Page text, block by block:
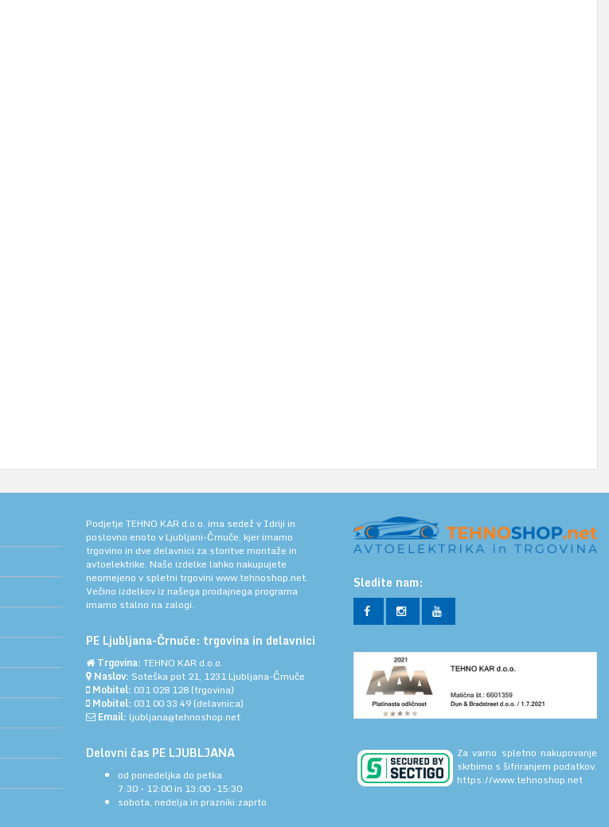
Podjetje TEHNO KAR d.o.o. ima sedež v Idriji in
poslovno enoto v Ljubljani-Črnuče, kjer imamo
trgovino in dve delavnici za storitve montaže in
avtoelektrike. Naše izdelke lahko nakupujete
neomejeno v spletni trgovini www.tehnoshop.net.
Večino izdelkov iz našega prodajnega programa
imamo stalno na zalogi.
PE Ljubljana-Črnuče: trgovina in delavnici
Trgovina: TEHNO KAR d.o.o.
Naslov: Soteška pot 21, 1231 Ljubljana-Črnuče
Mobitel: 031 028 128 (trgovina)
Mobitel: 031 00 33 49 (delavnica)
Email: ljubljana@tehnoshop.net
Delovni čas PE LJUBLJANA
od ponedeljka do petka
7:30 - 12:00 in 13:00 -15:30
sobota, nedelja in prazniki:zaprto
Sledite nam:
Za varno spletno nakupovanje
skrbimo s šifriranjem podatkov.
https://www.tehnoshop.net